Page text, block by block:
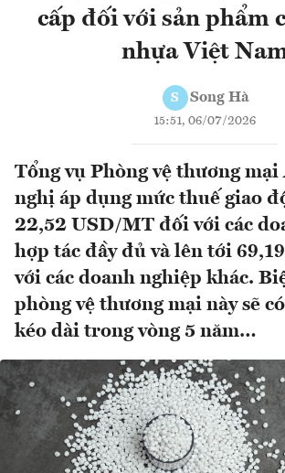
cấp đối với sản phẩm
nhựa Việt
S Song Hà
15:51, 06/07/2026
Tổng vụ Phòng vệ thương
nghị áp dụng mức thuế giao
22,52 USD/MT đối với các
hợp tác đầy đủ và lên tới
với các doanh nghiệp khác.
phòng vệ thương mại này sẽ
kéo dài trong vòng 5 năm…